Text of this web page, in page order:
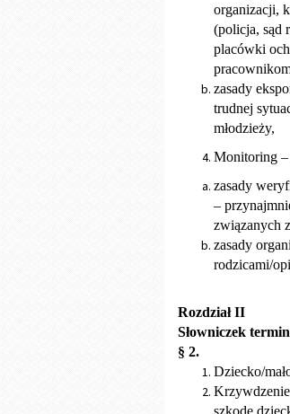
organizacji,
(policja, sąd
placówki
zasady
trudnej
młodzieży,
Monitoring –
zasady
–
związanych
zasady
rodzicami/
Rozdział II
Słowniczek
§ 2.
Dziecko/
szkodę